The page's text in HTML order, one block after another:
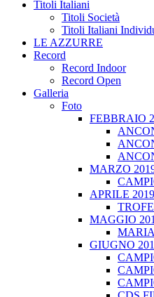
Titoli Italiani
Titoli Società
Titoli Italiani
LE AZZURRE
Record
Record Indoor
Record Open
Galleria
Foto
FEBBRAIO
MARZO
APRILE 2019
MAGGIO
GIUGNO